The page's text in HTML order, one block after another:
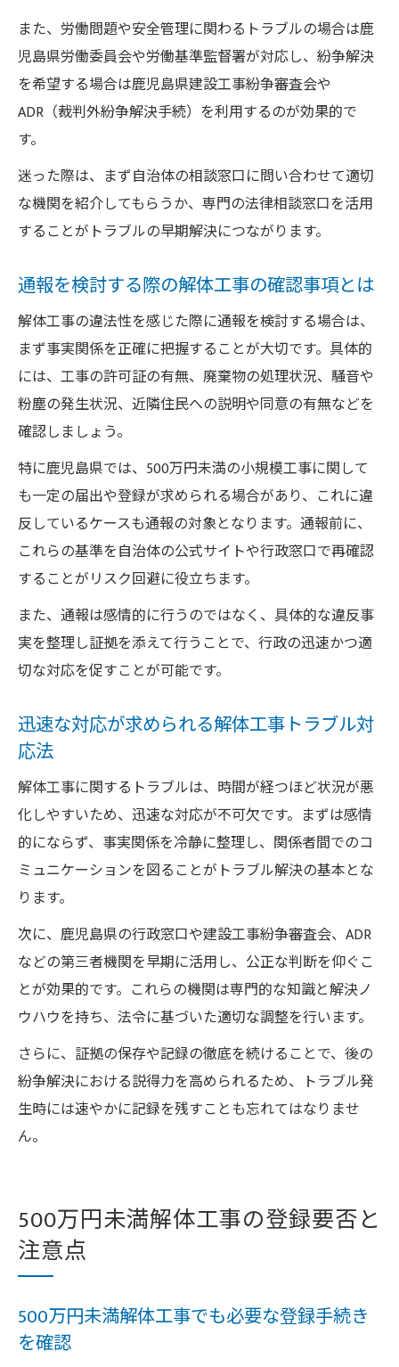
また、労働問題や安全管理に関わるトラブルの場合は鹿
児島県労働委員会や労働基準監督署が対応し、紛争解決
を希望する場合は鹿児島県建設工事紛争審査会や
ADR（裁判外紛争解決手続）を利用するのが効果的で
す。
迷った際は、まず自治体の相談窓口に問い合わせて適切
な機関を紹介してもらうか、専門の法律相談窓口を活用
することがトラブルの早期解決につながります。
通報を検討する際の解体工事の確認事項とは
解体工事の違法性を感じた際に通報を検討する場合は、
まず事実関係を正確に把握することが大切です。具体的
には、工事の許可証の有無、廃棄物の処理状況、騒音や
粉塵の発生状況、近隣住民への説明や同意の有無などを
確認しましょう。
特に鹿児島県では、500万円未満の小規模工事に関して
も一定の届出や登録が求められる場合があり、これに違
反しているケースも通報の対象となります。通報前に、
これらの基準を自治体の公式サイトや行政窓口で再確認
することがリスク回避に役立ちます。
また、通報は感情的に行うのではなく、具体的な違反事
実を整理し証拠を添えて行うことで、行政の迅速かつ適
切な対応を促すことが可能です。
迅速な対応が求められる解体工事トラブル対
応法
解体工事に関するトラブルは、時間が経つほど状況が悪
化しやすいため、迅速な対応が不可欠です。まずは感情
的にならず、事実関係を冷静に整理し、関係者間でのコ
ミュニケーションを図ることがトラブル解決の基本とな
ります。
次に、鹿児島県の行政窓口や建設工事紛争審査会、ADR
などの第三者機関を早期に活用し、公正な判断を仰ぐこ
とが効果的です。これらの機関は専門的な知識と解決ノ
ウハウを持ち、法令に基づいた適切な調整を行います。
さらに、証拠の保存や記録の徹底を続けることで、後の
紛争解決における説得力を高められるため、トラブル発
生時には速やかに記録を残すことも忘れてはなりませ
ん。
500万円未満解体工事の登録要否と
注意点
500万円未満解体工事でも必要な登録手続き
を確認